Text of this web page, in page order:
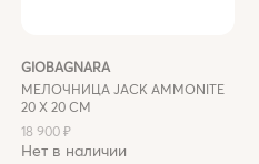
GIOBAGNARA
МЕЛОЧНИЦА JACK AMMONITE
20 Х 20 СМ
18 900 ₽
Нет в наличии